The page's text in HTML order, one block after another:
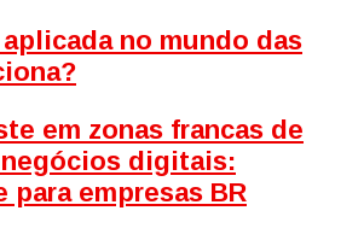
no mundo das
em zonas francas de
digitais:
empresas BR